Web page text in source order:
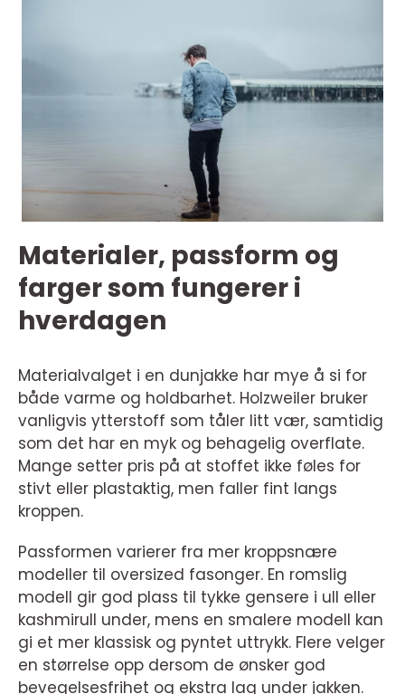
Materialer, passform og
farger som fungerer i
hverdagen
Materialvalget i en dunjakke har mye å si for
både varme og holdbarhet. Holzweiler bruker
vanligvis ytterstoff som tåler litt vær, samtidig
som det har en myk og behagelig overflate.
Mange setter pris på at stoffet ikke føles for
stivt eller plastaktig, men faller fint langs
kroppen.
Passformen varierer fra mer kroppsnære
modeller til oversized fasonger. En romslig
modell gir god plass til tykke gensere i ull eller
kashmirull under, mens en smalere modell kan
gi et mer klassisk og pyntet uttrykk. Flere velger
en størrelse opp dersom de ønsker god
bevegelsesfrihet og ekstra lag under jakken.